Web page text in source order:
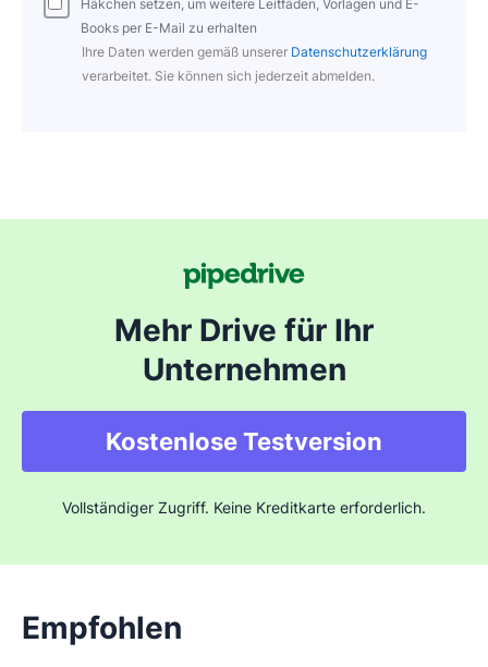
Häkchen setzen, um weitere Leitfäden, Vorlagen und E-
Books per E-Mail zu erhalten
Ihre Daten werden gemäß unserer Datenschutzerklärung
verarbeitet. Sie können sich jederzeit abmelden.
Mehr Drive für Ihr
Unternehmen
Kostenlose Testversion
Vollständiger Zugriff. Keine Kreditkarte erforderlich.
Empfohlen